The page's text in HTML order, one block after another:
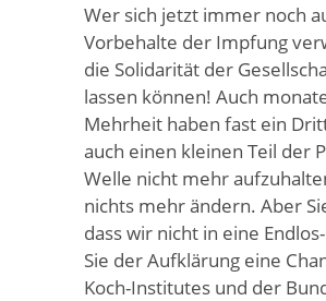
Wer sich jetzt immer noch
Vorbehalte der Impfung
die Solidarität der
lassen können! Auch
Mehrheit haben fast ein
auch einen kleinen Teil der
Welle nicht mehr
nichts mehr ändern. Aber
dass wir nicht in eine
Sie der Aufklärung eine
Koch-Institutes und der